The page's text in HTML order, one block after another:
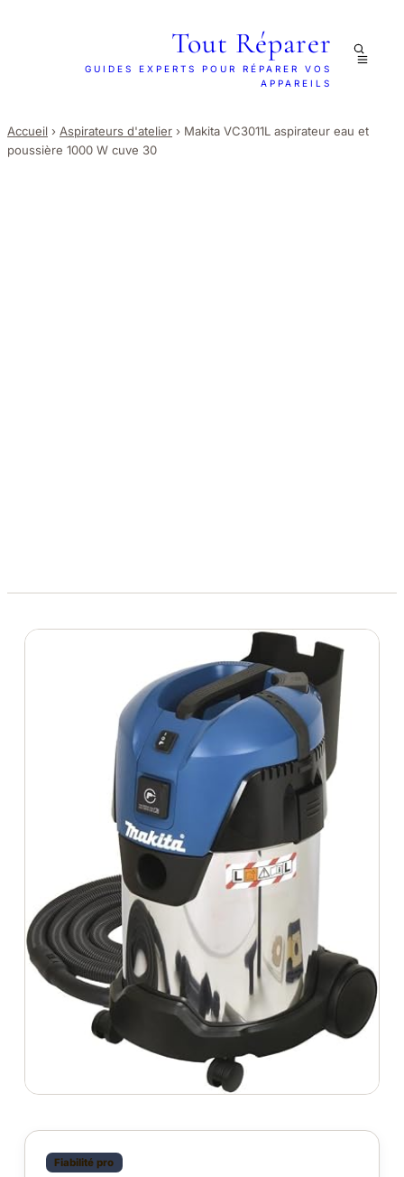
Tout Réparer
GUIDES EXPERTS POUR RÉPARER VOS
APPAREILS
Accueil › Aspirateurs d'atelier › Makita VC3011L aspirateur eau et
poussière 1000 W cuve 30
Fiabilité pro